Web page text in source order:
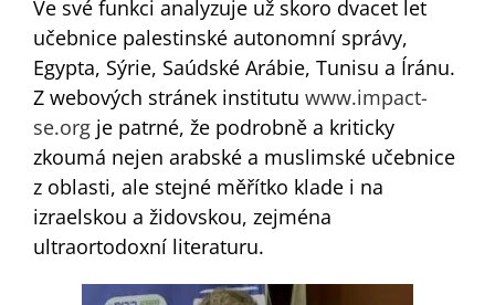
Ve své funkci analyzuje už skoro dvacet let
učebnice palestinské autonomní správy,
Egypta, Sýrie, Saúdské Arábie, Tunisu a Íránu.
Z webových stránek institutu www.impact-
se.orgje patrné, že podrobně a kriticky
zkoumá nejen arabské a muslimské učebnice
z oblasti, ale stejné měřítko klade i na
izraelskou a židovskou, zejména
ultraortodoxní literaturu.